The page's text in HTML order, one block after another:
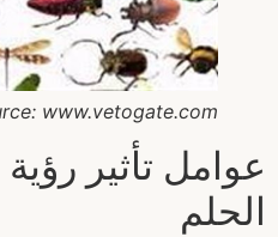
www.vetogate.com
عوامل تأثير
الحلم